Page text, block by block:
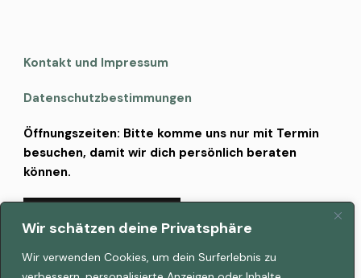
Wir schätzen deine Privatsphäre
Wir verwenden Cookies, um dein Surferlebnis zu
Kontakt und Impressum
Datenschutzbestimmungen
Öffnungszeiten: Bitte komme uns nur mit Termin
besuchen, damit wir dich persönlich beraten
können.